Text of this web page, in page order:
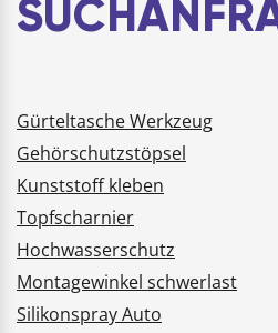
Gürteltasche Werkzeug
Gehörschutzstöpsel
Kunststoff kleben
Topfscharnier
Hochwasserschutz
Montagewinkel schwerlast
Silikonspray Auto